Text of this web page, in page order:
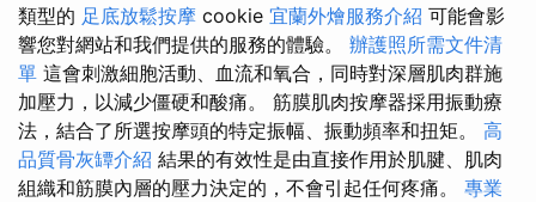
類型的 足底放鬆按摩 cookie 宜蘭外燴服務介紹 可能會影
響您對網站和我們提供的服務的體驗。 辦護照所需文件清
單 這會刺激細胞活動、血流和氧合，同時對深層肌肉群施
加壓力，以減少僵硬和酸痛。 筋膜肌肉按摩器採用振動療
法，結合了所選按摩頭的特定振幅、振動頻率和扭矩。 高
品質骨灰罈介紹 結果的有效性是由直接作用於肌腱、肌肉
組織和筋膜內層的壓力決定的，不會引起任何疼痛。 專業